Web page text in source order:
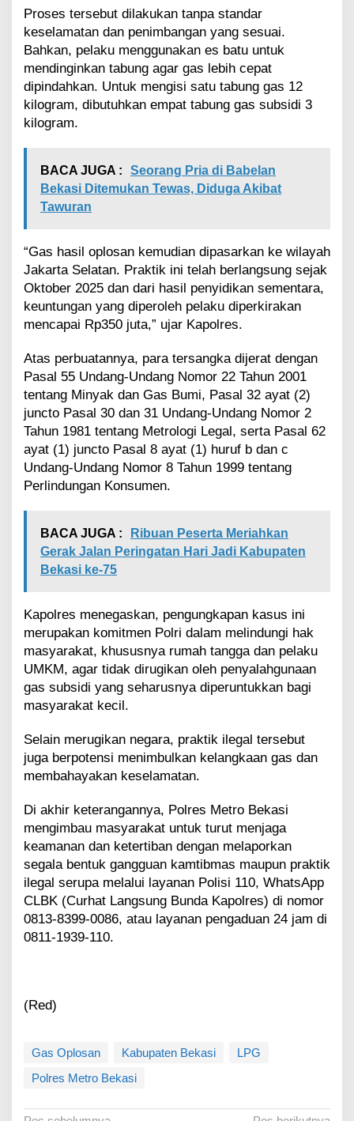
Proses tersebut dilakukan tanpa standar
keselamatan dan penimbangan yang sesuai.
Bahkan, pelaku menggunakan es batu untuk
mendinginkan tabung agar gas lebih cepat
dipindahkan. Untuk mengisi satu tabung gas 12
kilogram, dibutuhkan empat tabung gas subsidi 3
kilogram.
BACA JUGA :
Seorang Pria di Babelan
Bekasi Ditemukan Tewas, Diduga Akibat
Tawuran
“Gas hasil oplosan kemudian dipasarkan ke wilayah
Jakarta Selatan. Praktik ini telah berlangsung sejak
Oktober 2025 dan dari hasil penyidikan sementara,
keuntungan yang diperoleh pelaku diperkirakan
mencapai Rp350 juta,” ujar Kapolres.
Atas perbuatannya, para tersangka dijerat dengan
Pasal 55 Undang-Undang Nomor 22 Tahun 2001
tentang Minyak dan Gas Bumi, Pasal 32 ayat (2)
juncto Pasal 30 dan 31 Undang-Undang Nomor 2
Tahun 1981 tentang Metrologi Legal, serta Pasal 62
ayat (1) juncto Pasal 8 ayat (1) huruf b dan c
Undang-Undang Nomor 8 Tahun 1999 tentang
Perlindungan Konsumen.
BACA JUGA :
Ribuan Peserta Meriahkan
Gerak Jalan Peringatan Hari Jadi Kabupaten
Bekasi ke-75
Kapolres menegaskan, pengungkapan kasus ini
merupakan komitmen Polri dalam melindungi hak
masyarakat, khususnya rumah tangga dan pelaku
UMKM, agar tidak dirugikan oleh penyalahgunaan
gas subsidi yang seharusnya diperuntukkan bagi
masyarakat kecil.
Selain merugikan negara, praktik ilegal tersebut
juga berpotensi menimbulkan kelangkaan gas dan
membahayakan keselamatan.
Di akhir keterangannya, Polres Metro Bekasi
mengimbau masyarakat untuk turut menjaga
keamanan dan ketertiban dengan melaporkan
segala bentuk gangguan kamtibmas maupun praktik
ilegal serupa melalui layanan Polisi 110, WhatsApp
CLBK (Curhat Langsung Bunda Kapolres) di nomor
0813-8399-0086, atau layanan pengaduan 24 jam di
0811-1939-110.
(Red)
Gas Oplosan Kabupaten Bekasi
LPG
Polres Metro Bekasi